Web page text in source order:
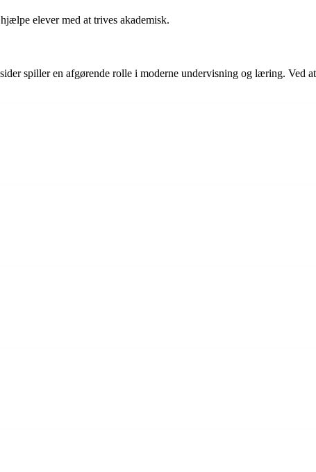
elever med at trives akademisk.
spiller en afgørende rolle i moderne undervisning og læring. Ved